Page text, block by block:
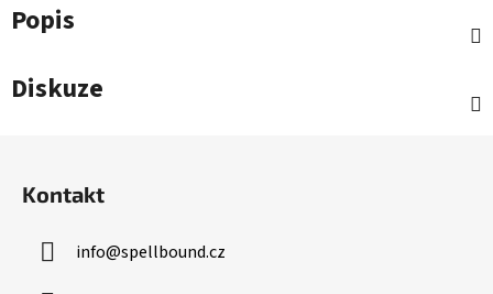
Popis
Diskuze
Kontakt
info@spellbound.cz